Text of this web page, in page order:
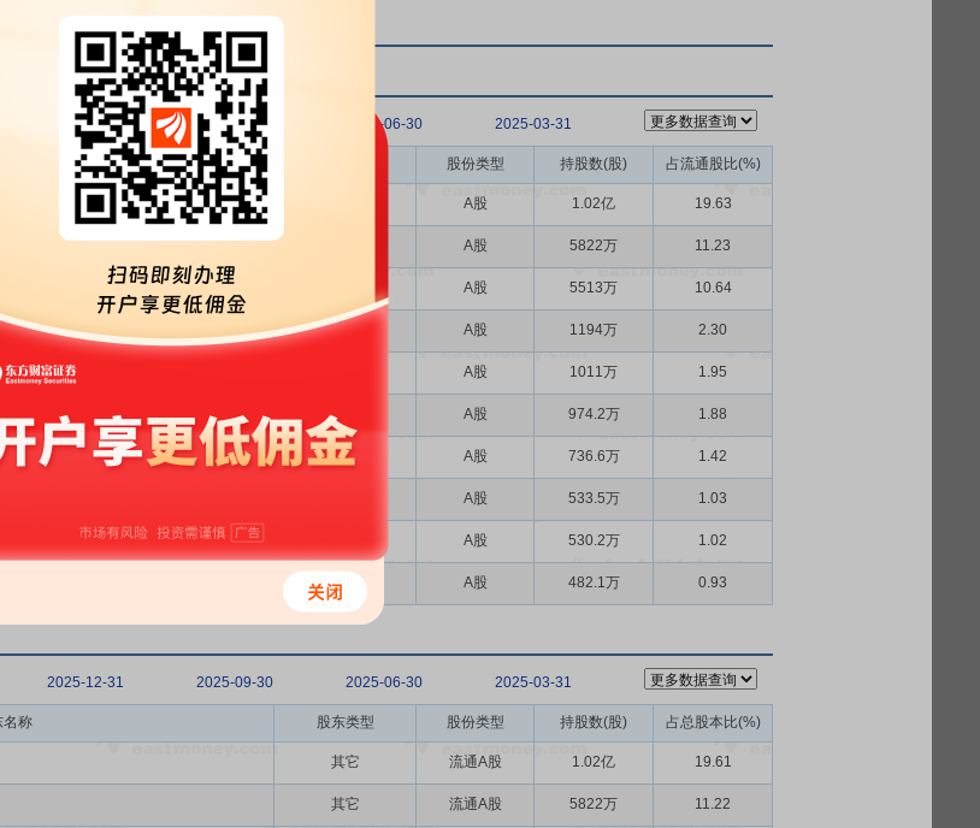
2025-12-31 2025-09-30 2025-06-30 2025-03-31
股份类型 持股数(股) 占流通股比(%)
A股 1.02亿 19.63
A股 5822万 11.23
A股 5513万 10.64
个人 A股 1194万 2.30
A股 1011万 1.95
其它 A股 974.2万 1.88
投资公司 A股 736.6万 1.42
A股 533.5万 1.03
A股 530.2万 1.02
其它 A股 482.1万 0.93
2025-12-31 2025-09-30 2025-06-30 2025-03-31
名称 股东类型 股份类型 持股数(股) 占总股本比(%)
其它 流通A股 1.02亿 19.61
其它 流通A股 5822万 11.22